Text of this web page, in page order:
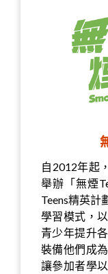
自2012年起
舉辦「無煙
Teens精英計
學習模式，
青少年提升
裝備他們成
讓參加者學